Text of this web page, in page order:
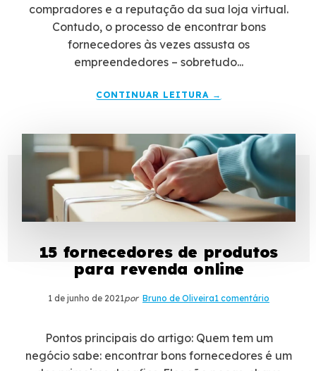
compradores e a reputação da sua loja virtual.
Contudo, o processo de encontrar bons
fornecedores às vezes assusta os
empreendedores – sobretudo...
CONTINUAR LEITURA →
15 fornecedores de produtos
para revenda online
1 de junho de 2021por Bruno de Oliveira1 comentário
Pontos principais do artigo: Quem tem um
negócio sabe: encontrar bons fornecedores é um